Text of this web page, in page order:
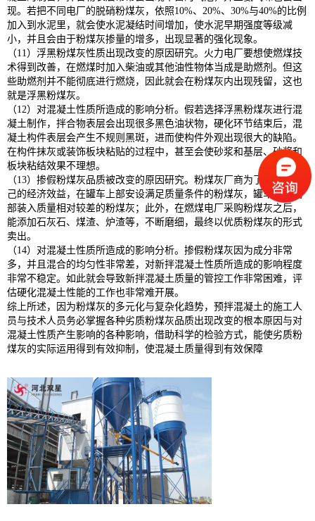
现。若把不同电厂的脱硝粉煤灰，依照10%、20%、30%与40%的比例
加入到水泥里，就会使水泥凝结时间增加，使水泥早期强度等级减
小，并且会由于粉煤灰掺量的增多，出现显著的强化现象。
（11）浮黑粉煤灰性质出现改变的原因研究。火力电厂要想使燃煤技
术得到改善，在燃煤时加入柴油或其他油性物体当成是助燃剂。但这
些助燃剂并不能彻底进行燃烧，因此就会在粉煤灰内出现残留，这也
就是浮黑粉煤灰。
（12）对混凝土性质所造成的影响分析。假若选择浮黑粉煤灰进行混
凝土制作，拌合物表层会出现很多黑色油状物，硬化环节结束后，混
凝土构件表层会产生不规则黑斑，进而使构件外观出现很大的缺陷。
在构件抹灰或装饰板块粘贴的过程中，甚至会使砂浆和基层、砂浆和
板块粘结效果不理想。
（13）掺假粉煤灰品质被改变的原因研究。粉煤灰厂商为了能提升自
己的经济效益，在罐车上部安设满足质量条件的粉煤灰，罐车中、底
部装入质量相对较差的粉煤灰；此外，在燃煤电厂采购粉煤灰之后，
能添加石灰石、煤渣、炉渣等，不断磨细，最终以优质粉煤灰的形式
卖出。
（14）对混凝土性质所造成的影响分析。掺假粉煤灰因为成分非常
多，并且混合的均匀性非常差，对新拌混凝土性质所造成的影响程度
非常不稳定。如此就会导致新拌混凝土质量的管控工作非常困难，评
估硬化混凝土性能的工作也非常难开展。
综上所述，因为粉煤灰的多元化与复杂化趋势，预拌混凝土的施工人
员与技术人员务必掌握各种劣质粉煤灰品质出现改变的根本原因与对
混凝土性质产生影响的各种影响，借助科学的检验方式，能使劣质粉
煤灰的实际运用得到有效抑制，使混凝土质量得到有效保障